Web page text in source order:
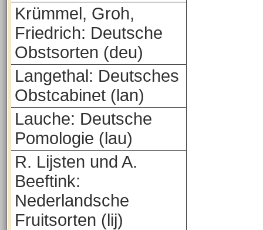
Krümmel, Groh,
Friedrich: Deutsche
Obstsorten (deu)
Langethal: Deutsches
Obstcabinet (lan)
Lauche: Deutsche
Pomologie (lau)
R. Lijsten und A.
Beeftink:
Nederlandsche
Fruitsorten (lij)